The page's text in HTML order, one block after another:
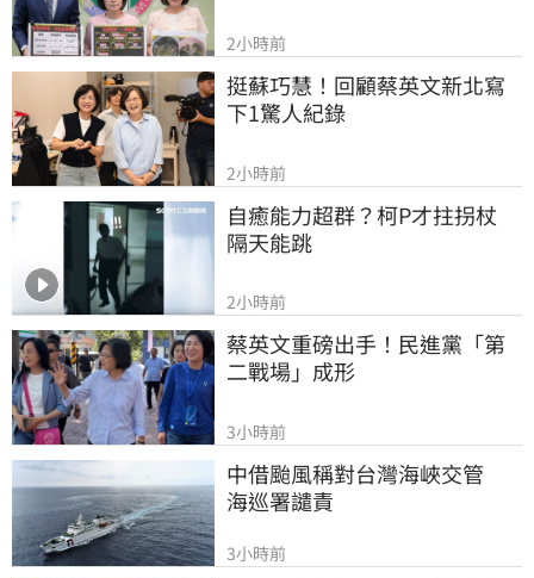
2小時前
挺蘇巧慧！回顧蔡英文新北寫
下1驚人紀錄
2小時前
自癒能力超群？柯P才拄拐杖
隔天能跳
2小時前
蔡英文重磅出手！民進黨「第
二戰場」成形
3小時前
中借颱風稱對台灣海峽交管
海巡署譴責
3小時前